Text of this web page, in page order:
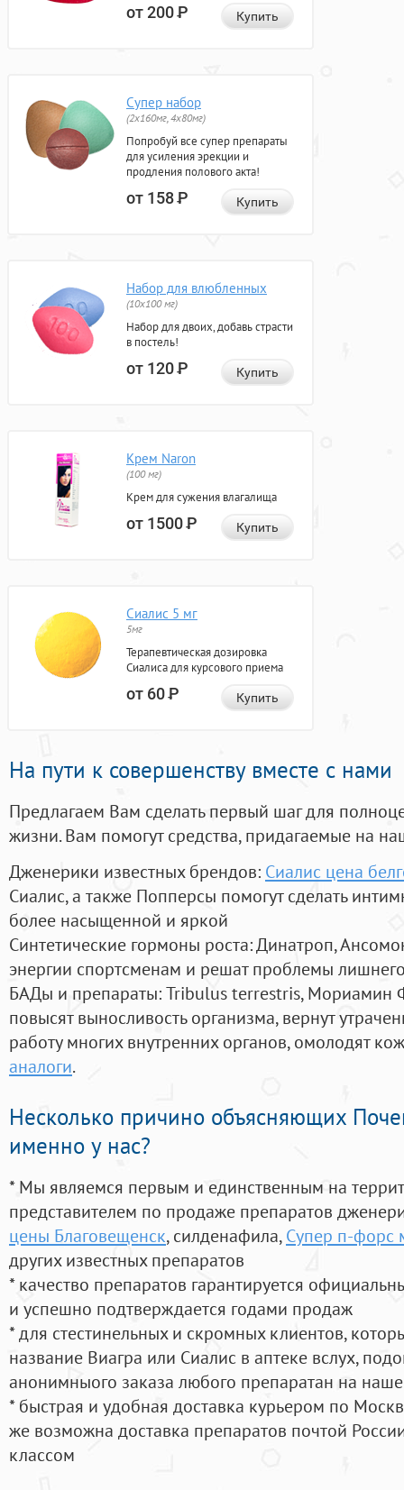
от 200Р Купить
Супер набор
(2х160мг, 4х80мг)
Попробуй все супер препараты
для усиления эрекции и
продления полового акта!
от 158Р Купить
Набор для влюбленных
(10х100 мг)
Набор для двоих, добавь страсти
в постель!
от 120Р Купить
Крем Naron
(100 мг)
Крем для сужения влагалища
от 1500Р Купить
Сиалис 5 мг
5мг
Терапевтическая дозировка
Сиалиса для курсового приема
от 60Р Купить
На пути к совершенству вместе с нами
Предлагаем Вам сделать первый шаг для
жизни. Вам помогут средства, придагаемые на
Дженерики известных брендов: Сиалис цена
Сиалис, а также Попперсы помогут сделать
более насыщенной и яркой
Синтетические гормоны роста: Динатроп,
энергии спортсменам и решат проблемы
БАДы и препараты:Tribulus terrestris, Мориамин
повысят выносливость организма, вернут
работу многих внутренних органов, омолодят
аналоги.
Несколько причино объясняющих
именно у нас?
* Мы являемся первым и единственным на
представителем по продаже препаратов
цены Благовещенск, силденафила, Супер п-форс
других известных препаратов
* качество препаратов гарантируется
и успешно подтверждается годами продаж
* для стестинельных и скромных клиентов,
название Виагра или Сиалис в аптеке вслух,
анонимныого заказа любого препаратан на
* быстрая и удобная доставка курьером по
же возможна доставка препаратов почтой
классом